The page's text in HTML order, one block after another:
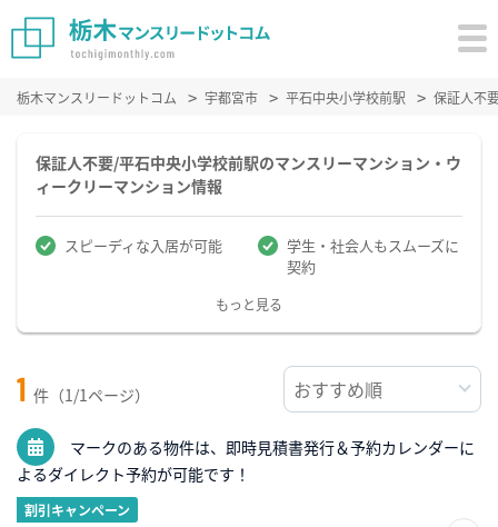
栃木マンスリードットコム 宇都宮市 平石中央小学校前駅 保証人不
保証人不要/平石中央小学校前駅のマンスリーマンション・ウ
ィークリーマンション情報
スピーディな入居が可能
学生・社会人もスムーズに
契約
もっと見る
1 件（1/1ページ）
マークのある物件は、即時見積書発行＆予約カレンダーに
よるダイレクト予約が可能です！
割引キャンペーン